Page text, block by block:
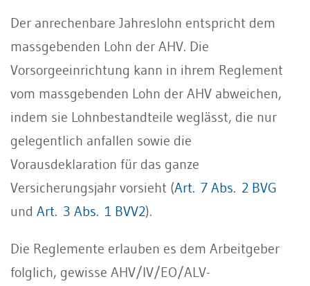
Der anrechenbare Jahreslohn entspricht dem
massgebenden Lohn der AHV. Die
Vorsorgeeinrichtung kann in ihrem Reglement
vom massgebenden Lohn der AHV abweichen,
indem sie Lohnbestandteile weglässt, die nur
gelegentlich anfallen sowie die
Vorausdeklaration für das ganze
Versicherungsjahr vorsieht (Art. 7 Abs. 2 BVG
und Art. 3 Abs. 1 BVV2).
Die Reglemente erlauben es dem Arbeitgeber
folglich, gewisse AHV/IV/EO/ALV-